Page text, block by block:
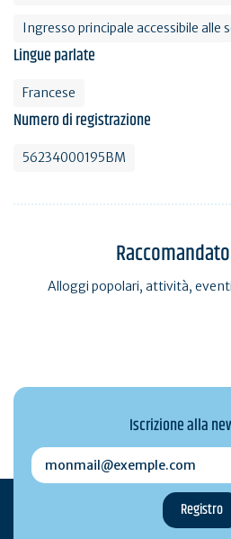
Ingresso principale accessibile alle
Lingue parlate
Francese
Numero di registrazione
56234000195BM
Alloggi popolari, attività,
Iscrizione alla
monmail@exemple.com